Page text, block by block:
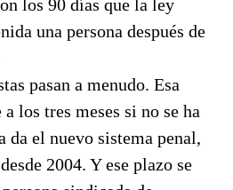
los 90 días que la ley
una persona después de
pasan a menudo. Esa
los tres meses si no se ha
da el nuevo sistema penal,
2004. Y ese plazo se